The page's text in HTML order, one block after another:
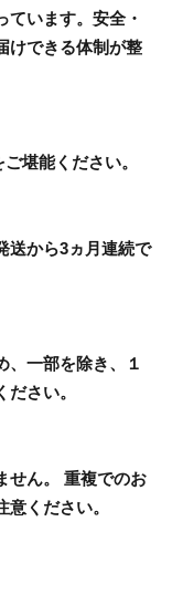
ています。安全・
けできる体制が整
堪能ください。
送から3ヵ月連続で
、一部を除き、１
さい。
せん。 重複でのお
ください。